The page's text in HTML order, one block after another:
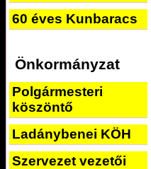
60 éves Kunbaracs
Önkormányzat
Polgármesteri
köszöntő
Ladánybenei KÖH
Szervezet vezetői